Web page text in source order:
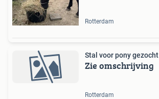
Rotterdam
Stal voor pony gezocht
Zie omschrijving
Rotterdam